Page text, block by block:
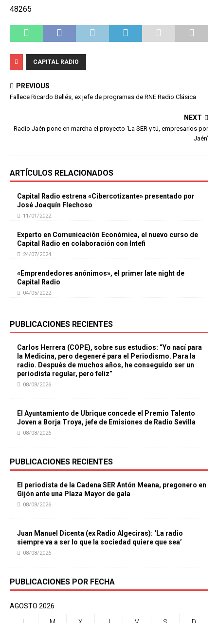
48265
CAPITAL RADIO
PREVIOUS
Fallece Ricardo Bellés, ex jefe de programas de RNE Radio Clásica
NEXT
Radio Jaén pone en marcha el proyecto ‘La SER y tú, empresarios por
Jaén’
ARTÍCULOS RELACIONADOS
Capital Radio estrena «Cibercotizante» presentado por
José Joaquín Flechoso
11/01/2022
Experto en Comunicación Económica, el nuevo curso de
Capital Radio en colaboración con Intefi
24/07/2024
«Emprendedores anónimos», el primer late night de
Capital Radio
04/05/2022
PUBLICACIONES RECIENTES
Carlos Herrera (COPE), sobre sus estudios: “Yo nací para
la Medicina, pero degeneré para el Periodismo. Para la
radio. Después de muchos años, he conseguido ser un
periodista regular, pero feliz”
08/08/2026
El Ayuntamiento de Ubrique concede el Premio Talento
Joven a Borja Troya, jefe de Emisiones de Radio Sevilla
08/08/2026
PUBLICACIONES RECIENTES
El periodista de la Cadena SER Antón Meana, pregonero en
Gijón ante una Plaza Mayor de gala
08/08/2026
Juan Manuel Dicenta (ex Radio Algeciras): ‘La radio
siempre va a ser lo que la sociedad quiere que sea’
08/08/2026
PUBLICACIONES POR FECHA
AGOSTO 2026